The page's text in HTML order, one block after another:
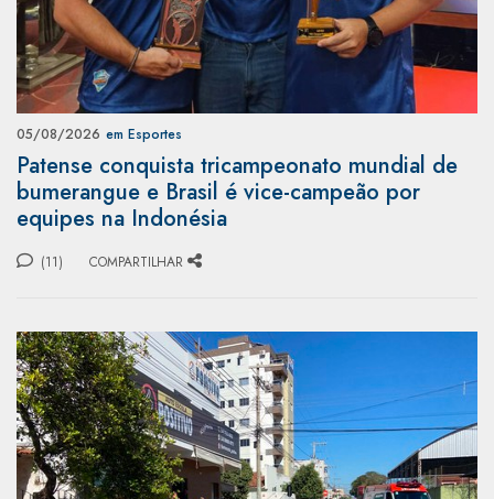
05/08/2026 em Esportes
Patense conquista tricampeonato mundial de
bumerangue e Brasil é vice-campeão por
equipes na Indonésia
(11) COMPARTILHAR